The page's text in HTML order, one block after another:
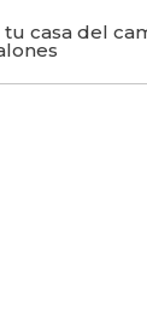
casa del